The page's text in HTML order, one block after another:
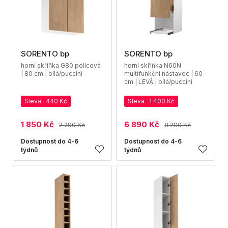
SORENTO bp
horní skříňka G80 policová
| 80 cm | bílá/puccini
Sleva -440 Kč
1 850 Kč 2 290 Kč
Dostupnost do 4-6
týdnů
SORENTO bp
horní skříňka N60N
multifunkční nástavec | 60
cm | LEVÁ | bílá/puccini
Sleva -1 400 Kč
6 890 Kč 8 290 Kč
Dostupnost do 4-6
týdnů